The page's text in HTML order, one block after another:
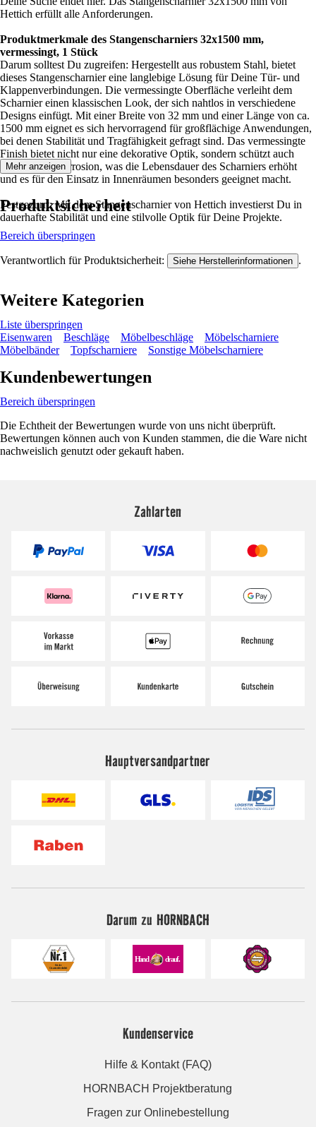
Hettich erfüllt alle Anforderungen.
Produktmerkmale des Stangenscharniers 32x1500 mm,
vermessingt, 1 Stück
Darum solltest Du zugreifen: Hergestellt aus robustem Stahl, bietet
dieses Stangenscharnier eine langlebige Lösung für Deine Tür- und
Klappenverbindungen. Die vermessingte Oberfläche verleiht dem
Scharnier einen klassischen Look, der sich nahtlos in verschiedene
Designs einfügt. Mit einer Breite von 32 mm und einer Länge von ca.
1500 mm eignet es sich hervorragend für großflächige Anwendungen,
bei denen Stabilität und Tragfähigkeit gefragt sind. Das vermessingte
Finish bietet nicht nur eine dekorative Optik, sondern schützt auch
effektiv vor Korrosion, was die Lebensdauer des Scharniers erhöht
und es für den Einsatz in Innenräumen besonders geeignet macht.
Festgezurrt: Mit dem Stangenscharnier von Hettich investierst Du in
dauerhafte Stabilität und eine stilvolle Optik für Deine Projekte.
Mehr anzeigen
Produktsicherheit
Bereich überspringen
Verantwortlich für Produktsicherheit: Siehe Herstellerinformationen .
Weitere Kategorien
Liste überspringen
Eisenwaren
Beschläge Möbelbeschläge
Möbelscharniere
Möbelbänder
Topfscharniere Sonstige Möbelscharniere
Kundenbewertungen
Bereich überspringen
Die Echtheit der Bewertungen wurde von uns nicht überprüft.
Bewertungen können auch von Kunden stammen, die die Ware nicht
nachweislich genutzt oder gekauft haben.
Zahlarten
Hauptversandpartner
Darum zu HORNBACH
Kundenservice
Hilfe & Kontakt (FAQ)
HORNBACH Projektberatung
Fragen zur Onlinebestellung